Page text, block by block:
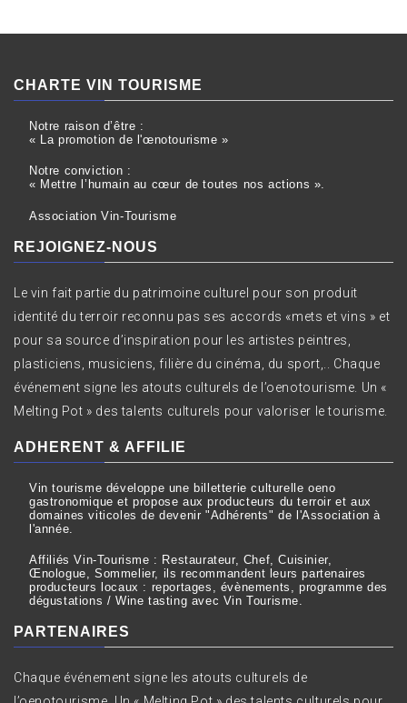
CHARTE VIN TOURISME
Notre raison d’être :
« La promotion de l'œnotourisme »
Notre conviction :
« Mettre l’humain au cœur de toutes nos actions ».
Association Vin-Tourisme
REJOIGNEZ-NOUS
Le vin fait partie du patrimoine culturel pour son produit
identité du terroir reconnu pas ses accords «mets et vins » et
pour sa source d’inspiration pour les artistes peintres,
plasticiens, musiciens, filière du cinéma, du sport,.. Chaque
événement signe les atouts culturels de l’oenotourisme. Un «
Melting Pot » des talents culturels pour valoriser le tourisme.
ADHERENT & AFFILIE
Vin tourisme développe une billetterie culturelle oeno
gastronomique et propose aux producteurs du terroir et aux
domaines viticoles de devenir "Adhérents" de l'Association à
l'année.
Affiliés Vin-Tourisme : Restaurateur, Chef, Cuisinier,
Œnologue, Sommelier, ils recommandent leurs partenaires
producteurs locaux : reportages, évènements, programme des
dégustations / Wine tasting avec Vin Tourisme.
PARTENAIRES
Chaque événement signe les atouts culturels de